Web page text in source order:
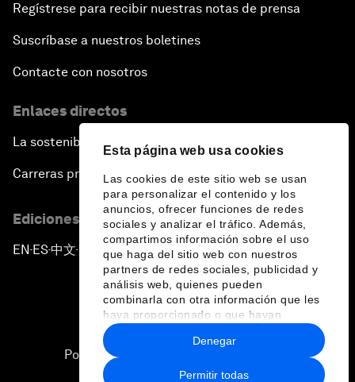
Esta página web usa cookies
Las cookies de este sitio web se usan
para personalizar el contenido y los
anuncios, ofrecer funciones de redes
sociales y analizar el tráfico. Además,
compartimos información sobre el uso
que haga del sitio web con nuestros
partners de redes sociales, publicidad y
análisis web, quienes pueden
combinarla con otra información que les
haya proporcionado o que hayan
recopilado a partir del uso que haya
hecho de sus servicios.
Permitir todas
Denegar
Regístrese para recibir nuestras notas de prensa
Suscríbase a nuestros boletines
Contacte con nosotros
Enlaces directos
La sostenibilidad en el Foro
Carreras profesionales
Ediciones en otros idiomas
EN ▪ ES▪中文▪ 日本語
Política de privacidad y normas de uso